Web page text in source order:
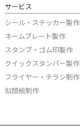
サービス
シール・ステッカー製作
ネームプレート製作
スタンプ・ゴム印製作
クイックスタンパー製作
フライヤー・チラシ制作
似顔絵制作